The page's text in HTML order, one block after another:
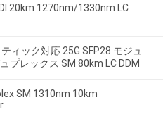
20km 1270nm/1330nm LC
ィック対応 25G SFP28 モジュ
プレックス SM 80km LC DDM
SM 1310nm 10km